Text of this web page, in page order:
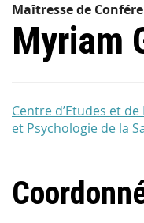
Maîtresse de
Myriam
Centre d’Etudes et
et Psychologie de la